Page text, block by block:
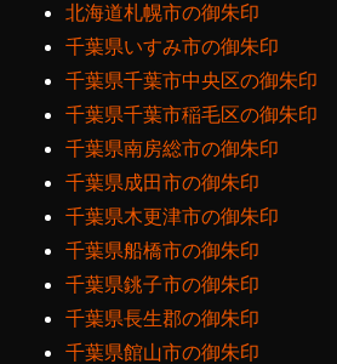
北海道札幌市の御朱印
千葉県いすみ市の御朱印
千葉県千葉市中央区の御朱印
千葉県千葉市稲毛区の御朱印
千葉県南房総市の御朱印
千葉県成田市の御朱印
千葉県木更津市の御朱印
千葉県船橋市の御朱印
千葉県銚子市の御朱印
千葉県長生郡の御朱印
千葉県館山市の御朱印